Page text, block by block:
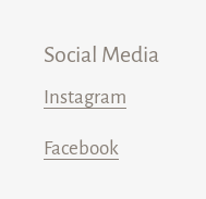
Social Media
Instagram
Facebook